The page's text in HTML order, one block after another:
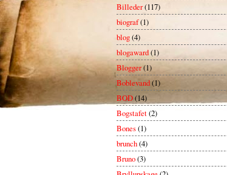
Billeder(117)
biograf(1)
blog(4)
blogaward(1)
Blogger(1)
Boblevand(1)
BOD(14)
Bogstafet(2)
Bones(1)
brunch(4)
Bruno(3)